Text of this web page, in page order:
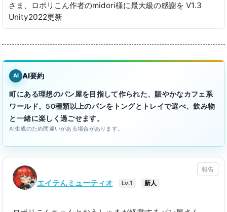
さま、ロポリこん作者のmidori様に最大級の感謝を V1․3
Unity2022更新
AI AI要約
町にある理想のパン屋を目指して作られた、賑やかなカフェ系
ワールド。50種類以上のパンをトングとトレイで選べ、飲み物
と一緒に楽しく過ごせます。
AI生成のため間違いがある場合があります。
報告
エイテんミューティオ Lv.1 新人